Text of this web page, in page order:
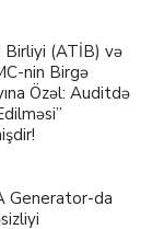
Birliyi (ATİB) və
nin Birgə
Özəl: Auditdə
Generator-da